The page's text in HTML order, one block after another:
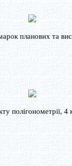
планових та
полігонометрії, 4